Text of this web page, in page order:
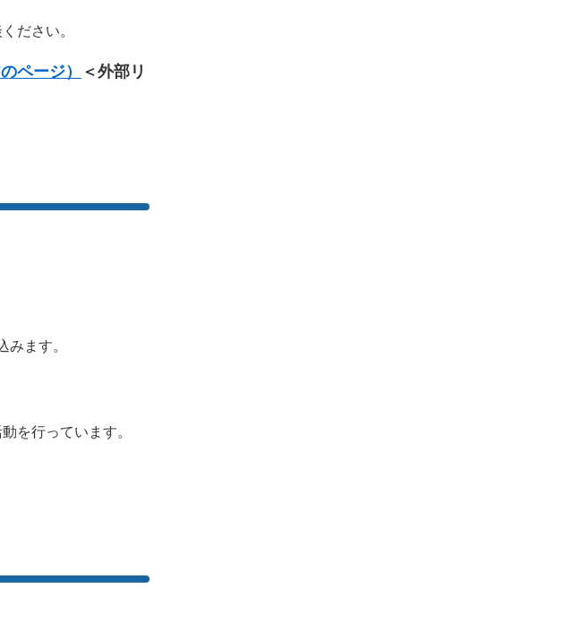
ださい。
ページ）
＜外部リ
ます。
を行っています。